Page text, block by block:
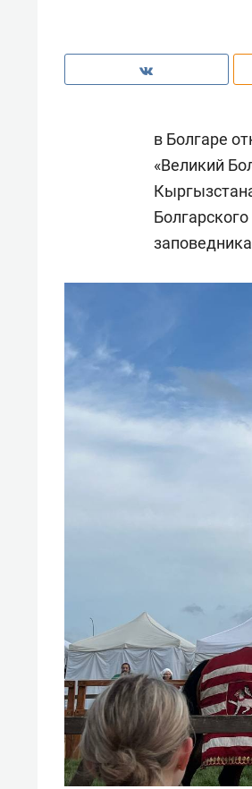
в Болгаре
«Великий